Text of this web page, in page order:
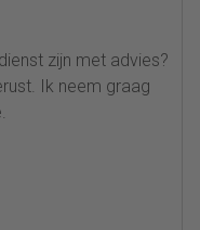
zijn met advies?
Ik neem graag